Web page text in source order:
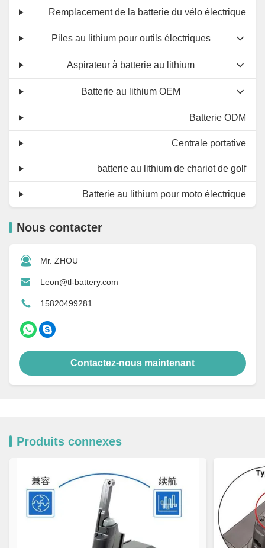
Remplacement de la batterie du vélo électrique
Piles au lithium pour outils électriques
Aspirateur à batterie au lithium
Batterie au lithium OEM
Batterie ODM
Centrale portative
batterie au lithium de chariot de golf
Batterie au lithium pour moto électrique
Nous contacter
Mr. ZHOU
Leon@tl-battery.com
15820499281
Contactez-nous maintenant
Produits connexes